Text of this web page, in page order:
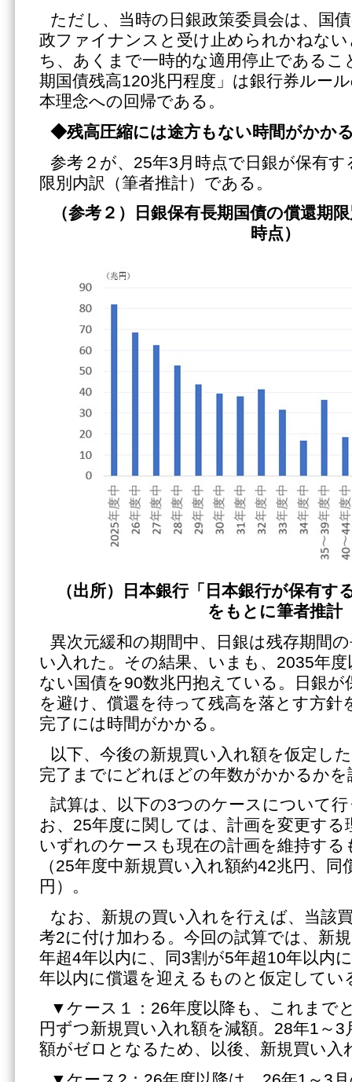
ただし、当時の日銀政策委員会は、国
政ファイナンスと受け止められかねな
ち、あくまで一時的な適用停止であるこ
期国債残高120兆円程度」は銀行券ルー
本理念への回帰である。
◆残高圧縮には途方もない時間がかか
参考２が、25年3月時点で日銀が保有
限別内訳（筆者推計）である。
（参考２）日銀保有長期国債の償還期
時点）
（出所）日本銀行「日本銀行が保有す
をもとに筆者推計
異次元緩和の期間中、日銀は残存期間
い入れた。その結果、いまも、2035年
ない国債を90数兆円抱えている。日銀が
を避け、償還を待って残高を落とす方針
完了には時間がかかる。
以下、今後の新規買い入れ額を仮定し
完了までにどれほどの年数がかかるか
試算は、以下の3つのケースについて
お、25年度に関しては、計画を変更す
いずれのケースも現在の計画を維持す
（25年度中新規買い入れ額約42兆円、同
円）。
なお、新規の買い入れを行えば、当該
考2に付け加わる。今回の試算では、新
年超4年以内に、同3割が5年超10年以内
年以内に償還を迎えるものと仮定してい
▼ケース１：26年度以降も、これまで
円ずつ新規買い入れ額を減額。28年1～
額がゼロとなるため、以後、新規買い入